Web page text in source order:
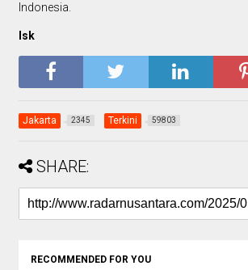
Indonesia.
Isk
Jakarta 2345 Terkini 59803
SHARE:
RECOMMENDED FOR YOU